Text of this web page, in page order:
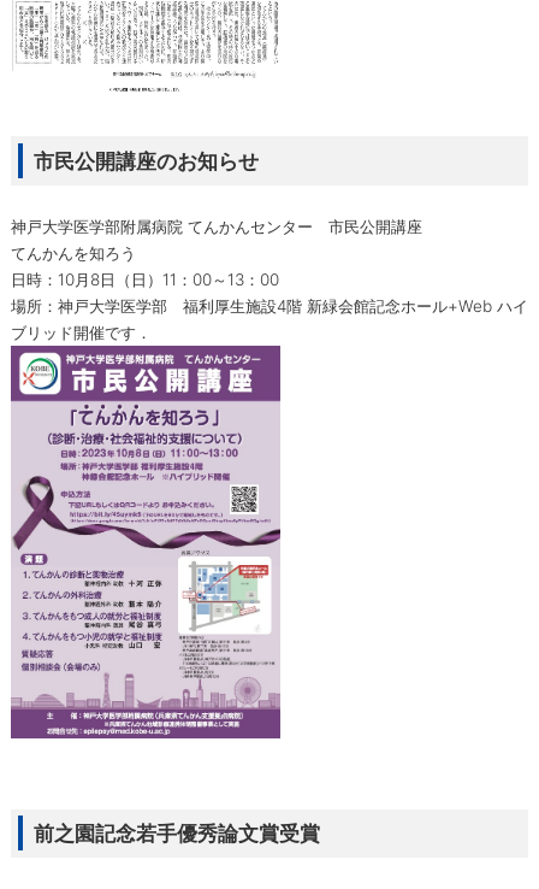
市民公開講座のお知らせ
神戸大学医学部附属病院 てんかんセンター 市民公開講座
てんかんを知ろう
日時：10月8日（日）11：00～13：00
場所：神戸大学医学部 福利厚生施設4階 新緑会館記念ホール+Web ハイ
ブリッド開催です．
前之園記念若手優秀論文賞受賞